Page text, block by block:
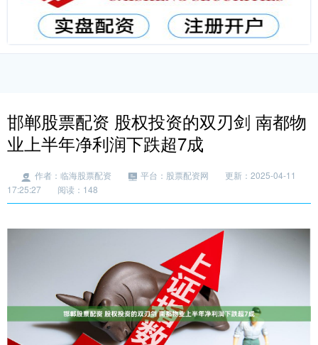
邯郸股票配资 股权投资的双刃剑 南都物
业上半年净利润下跌超7成
作者：临海股票配资 平台：股票配资网
更新：2025-04-11
17:25:27
阅读：148